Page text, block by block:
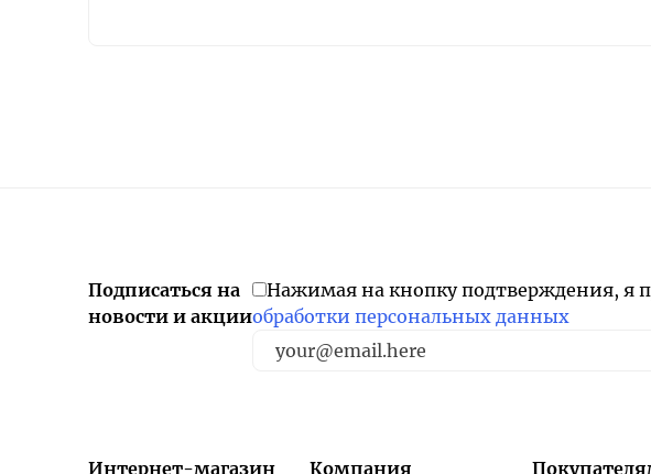
Подписаться на
новости и акции
Нажимая на кнопку подтверждения, я
обработки персональных данных
Интернет-магазин Компания